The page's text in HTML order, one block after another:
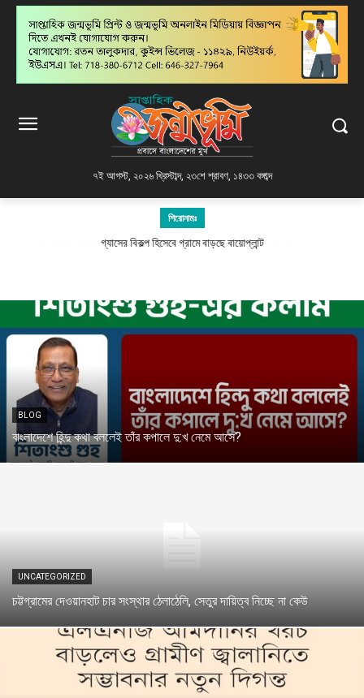
৭ই আগস্ট, ২০২৬ খ্রিস্টাব্দ, ২৩শে শ্রাবণ, ১৪৩৩ বঙ্গাব্দ
শিরোনামঃ
গ্যাসের বিকল্প হিসেবে গ্রামে বাড়ছে বায়োপ্লান্ট
BLOG
বাংলাদেশে হিন্দু কথা বললেই তাঁর কপালে দু:খ নেমে আসে?
UNCATEGORIZED
চট্টগ্রামের দেওয়ানহাট চার সংস্থার ঠেলাঠেলি, সেতুর দায়িত্ব নিচ্ছে না কেউ